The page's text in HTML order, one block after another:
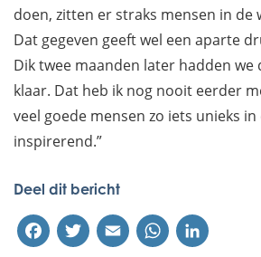
doen, zitten er straks mensen in de
Dat gegeven geeft wel een aparte
Dik twee maanden later hadden we
klaar. Dat heb ik nog nooit eerder
veel goede mensen zo iets unieks in
inspirerend.”
Deel dit bericht
FacebookTwitterEmail WhatsApp